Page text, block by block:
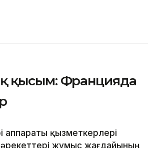
қысым: Францияда
қызметкерлері
жұмыс жағдайының